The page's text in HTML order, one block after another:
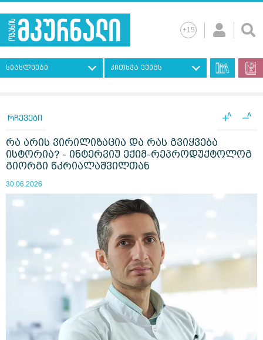
სიახლეები კითხვა ექიმს
რჩევები +A −A
რა არის ვირილიზაცია და რას გვიყვება
ისტორია? - ინტერვიუ ექიმ-რეპროდუქტოლოგ
გიორგი წკრიალაშვილთან
30.06.2026